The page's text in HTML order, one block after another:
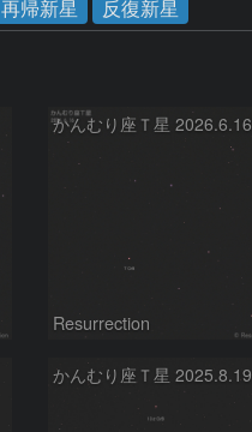
再帰新星 反復新星
かんむり座Ｔ星 2026.6.16
Resurrection
かんむり座Ｔ星 2025.8.19